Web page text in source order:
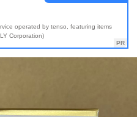
operated by tenso, featuring items
Corporation)